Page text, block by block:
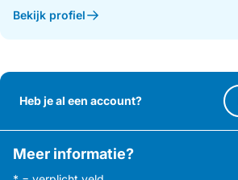
Bekijk profiel
Heb je al een account?
Meer informatie?